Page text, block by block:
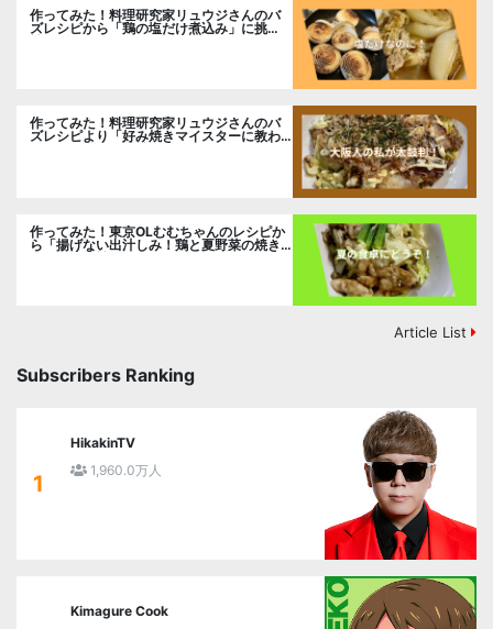
作ってみた！料理研究家リュウジさんのバ
ズレシピから「鶏の塩だけ煮込み」に挑
戦。
作ってみた！料理研究家リュウジさんのバ
ズレシピより「好み焼きマイスターに教わ
作ってみた！東京OLむむちゃんのレシピか
ら「揚げない出汁しみ！鶏と夏野菜の焼き
Article List
Subscribers Ranking
1
HikakinTV
1,960.0万人
Kimagure Cook